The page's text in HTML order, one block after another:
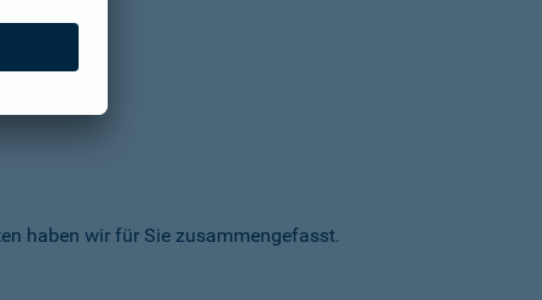
haben wir für Sie zusammengefasst.